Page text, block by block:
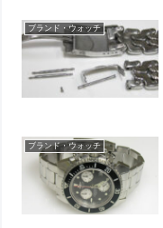
ブランド・ウォッチ
ブランド・ウォッチ